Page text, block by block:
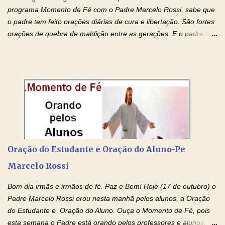
programa Momento de Fé com o Padre Marcelo Rossi, sabe que
o padre tem feito orações diárias de cura e libertação. São fortes
orações de quebra de maldição entre as gerações. E o padre tem
por estas valiosas orações. Tenham um lindo fim de semana na
paz de Jesus Cristo e no amor de Maria Santíssima. Adriana-
Devoção e Fé Clique para acessar: Facebook Padre Marcelo
Rossi Site Padre Marcelo Rossi (para ouvir o Momento de Fé)
Tocai, Cura! E Restaura! "Jesus, no poder de Seu Nome, peço
gerações, através de todas as raízes da minha árvore
genealógica. Que o Sangue de Jesus, purificador e vivificante,
Oração do Estudante e Oração do Aluno-Pe
Marcelo Rossi
Bom dia irmãs e irmãos de fé. Paz e Bem! Hoje (17 de outubro) o
Padre Marcelo Rossi orou nesta manhã pelos alunos, a Oração
do Estudante e Oração do Aluno. Ouça o Momento de Fé, pois
esta semana o Padre está orando pelos professores e alunos.